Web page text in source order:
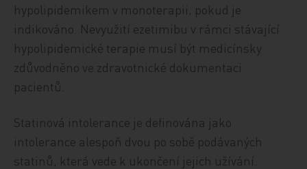
hypolipidemikem v monoterapii, pokud je
indikováno. Nevyužití ezetimibu v rámci stávající
hypolipidemické terapie musí být medicínsky
zdůvodněno ve zdravotnické dokumentaci
pacientů.
Statinová intolerance je definována jako
intolerance ale­spoň dvou po sobě podávaných
statinů, která vede k ukončení jejich užívání.